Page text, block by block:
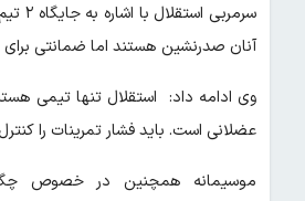
آنان صدرنشین هستند اما ضمانتی برای
وی ادامه داد: استقلال تنها تیمی
عضلانی است. باید فشار تمرینات را
موسیمانه همچنین در خصوص